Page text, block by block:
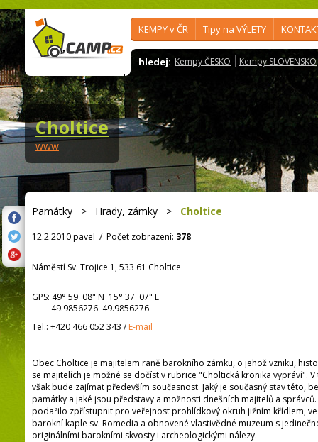
KEMPY v ČR Tipy na VÝLETY
hledej: Kempy ČESKO Kempy SLOVENSKO
Choltice
www
Památky > Hrady, zámky > Choltice
12.2.2010 pavel / Počet zobrazení: 378
Náměstí Sv. Trojice 1, 533 61 Choltice
GPS: 49° 59' 08" N 15° 37' 07" E
49.9856276 49.9856276
Tel.: +420 466 052 343 /E-mail
Obec Choltice je majitelem raně barokního zámku, o jehož vzniku,
se majitelích je možné se dočíst v rubrice "Choltická kronika vypráví".
však bude zajímat především současnost. Jaký je současný stav této,
památky a jaké jsou představy a možnosti dnešních majitelů a
podařilo zpřístupnit pro veřejnost prohlídkový okruh jižním křídlem, ve
barokní kaple sv. Romedia a obnovené vlastivědné muzeum s
originálními barokními skvosty i archeologickými nálezy.